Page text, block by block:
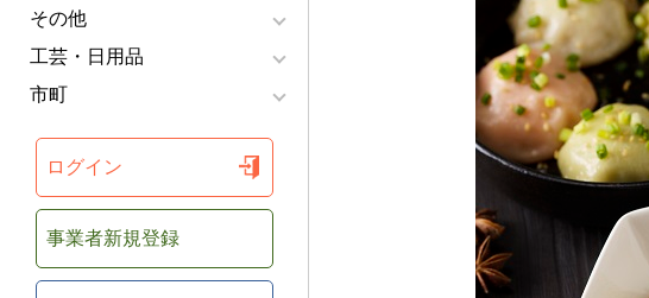
その他
工芸・日用品
市町
ログイン
事業者新規登録